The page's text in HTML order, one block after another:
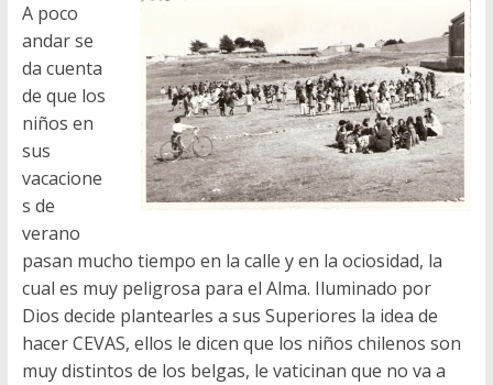
A poco
andar se
da cuenta
de que los
niños en
sus
vacacione
s de
verano
pasan mucho tiempo en la calle y en la ociosidad, la
cual es muy peligrosa para el Alma. Iluminado por
Dios decide plantearles a sus Superiores la idea de
hacer CEVAS, ellos le dicen que los niños chilenos son
muy distintos de los belgas, le vaticinan que no va a